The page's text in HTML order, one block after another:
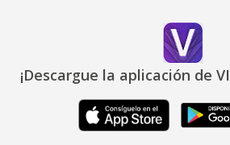
¡Descargue la aplicación de